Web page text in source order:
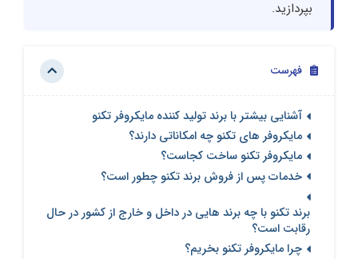
بپردازید.
فهرست
آشنایی بیشتر با برند تولید کننده مایکروفر تکنو
مایکروفر های تکنو چه امکاناتی دارند؟
مایکروفر تکنو ساخت کجاست؟
خدمات پس از فروش برند تکنو چطور است؟
برند تکنو با چه برند هایی در داخل و خارج از کشور در حال
رقابت است؟
چرا مایکروفر تکنو بخریم؟